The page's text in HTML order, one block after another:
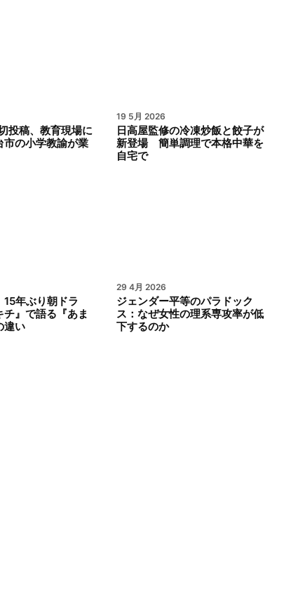
投稿、教育現場に
の小学教諭が業
19 5月 2026
日高屋監修の冷凍炒飯と餃子が
新登場 簡単調理で本格中華を
自宅で
15年ぶり朝ドラ
チ』で語る『あま
違い
29 4月 2026
ジェンダー平等のパラドック
ス：なぜ女性の理系専攻率が低
下するのか